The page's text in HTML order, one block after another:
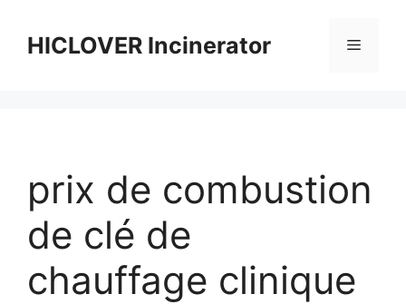
contentHICLOVER Incinerator Menu
prix de combustion
de clé de
chauffage clinique